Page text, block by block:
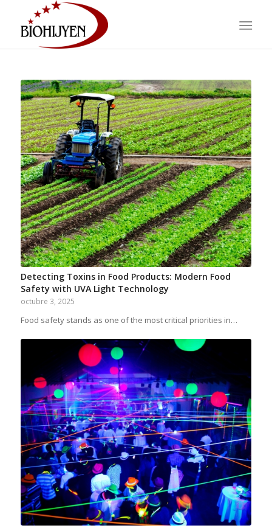
Detecting Toxins in Food Products: Modern Food
Safety with UVA Light Technology
octubre 3, 2025
Food safety stands as one of the most critical priorities in…